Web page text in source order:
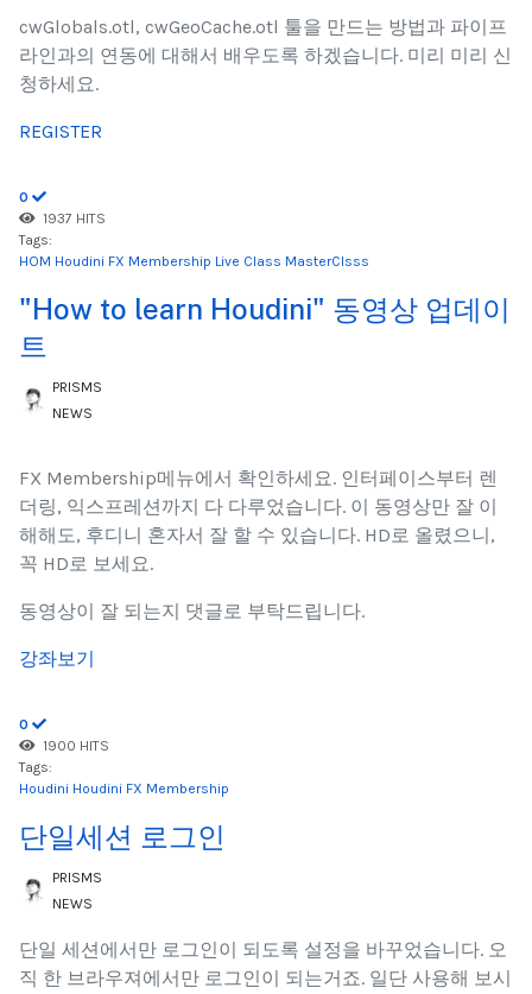
cwGlobals.otl, cwGeoCache.otl 툴을 만드는 방법과 파이프
라인과의 연동에 대해서 배우도록 하겠습니다. 미리 미리 신
청하세요.
REGISTER
0
1937 HITS
Tags:
HOM Houdini FX Membership Live Class MasterClsss
"How to learn Houdini" 동영상 업데이
트
PRISMS
NEWS
FX Membership메뉴에서 확인하세요. 인터페이스부터 렌
더링, 익스프레션까지 다 다루었습니다. 이 동영상만 잘 이
해해도, 후디니 혼자서 잘 할 수 있습니다. HD로 올렸으니,
꼭 HD로 보세요.
동영상이 잘 되는지 댓글로 부탁드립니다.
강좌보기
0
1900 HITS
Tags:
Houdini Houdini FX Membership
단일세션 로그인
PRISMS
NEWS
단일 세션에서만 로그인이 되도록 설정을 바꾸었습니다. 오
직 한 브라우져에서만 로그인이 되는거죠. 일단 사용해 보시